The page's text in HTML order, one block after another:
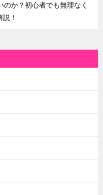
か？初心者でも無理なく
！